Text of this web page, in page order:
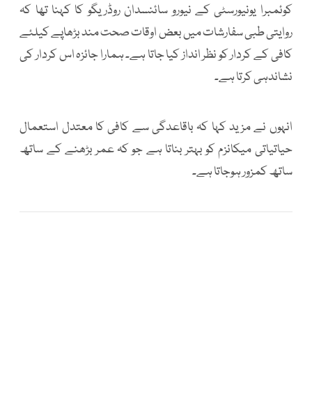
کوئمبرا یونیورسٹی کے نیورو سائنسدان روڈریگو کا کہنا تھا کہ
روایتی طبی سفارشات میں بعض اوقات صحت مند بڑھاپے کیلئے
کافی کے کردار کو نظر انداز کیا جاتا ہے۔ ہمارا جائزہ اس کردار کی
نشاندہی کرتا ہے۔
انہوں نے مزید کہا کہ باقاعدگی سے کافی کا معتدل استعمال
حیاتیاتی میکانزم کو بہتر بناتا ہے جو کہ عمر بڑھنے کے ساتھ
ساتھ کمزور ہوجاتا ہے۔